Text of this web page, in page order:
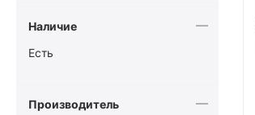
Наличие
Есть
Производитель